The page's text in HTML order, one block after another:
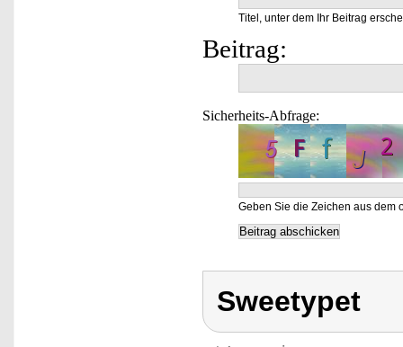
Titel, unter dem Ihr Beitrag
Beitrag:
Sicherheits-Abfrage:
Geben Sie die Zeichen aus dem
Sweetypet